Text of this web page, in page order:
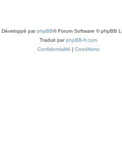
Développé parphpBB® Forum Software © phpBB
Traduit parphpBB-fr.com
Confidentialité | Conditions